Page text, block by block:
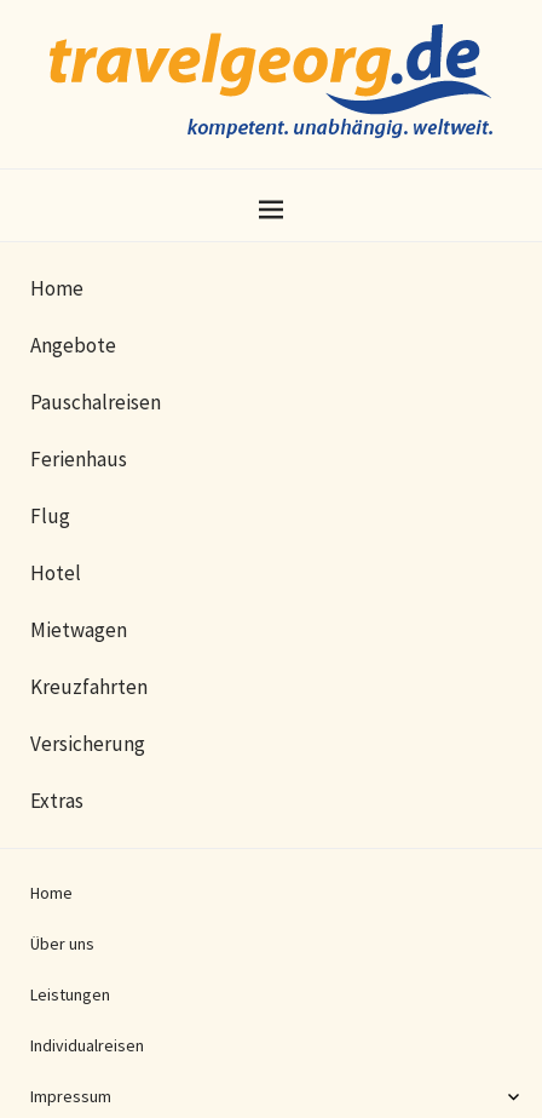
Home
Angebote
Pauschalreisen
Ferienhaus
Flug
Hotel
Mietwagen
Kreuzfahrten
Versicherung
Extras
Home
Über uns
Leistungen
Individualreisen
Impressum